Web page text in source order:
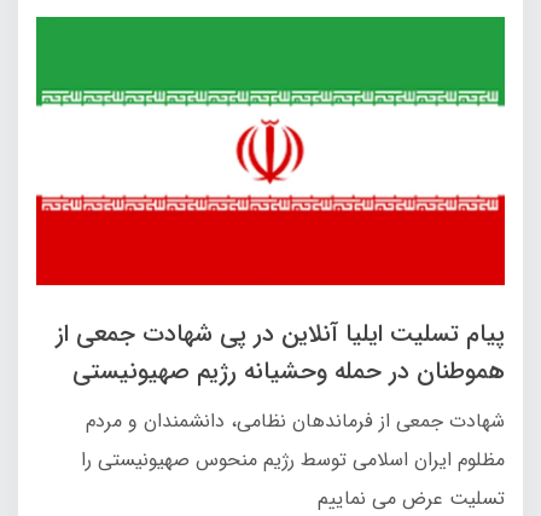
پیام تسلیت ایلیا آنلاین در پی شهادت جمعی از
هموطنان در حمله وحشیانه رژیم صهیونیستی
شهادت جمعی از فرماندهان نظامی، دانشمندان و مردم
مظلوم ایران اسلامی توسط رژیم منحوس صهیونیستی را
تسلیت عرض می نماییم